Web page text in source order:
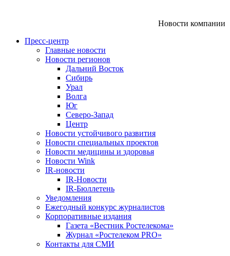
Новости компании
Пресс-центр
Главные новости
Новости регионов
Дальний Восток
Сибирь
Урал
Волга
Юг
Северо-Запад
Центр
Новости устойчивого развития
Новости специальных проектов
Новости медицины и здоровья
Новости Wink
IR-новости
IR-Новости
IR-Бюллетень
Уведомления
Ежегодный конкурс журналистов
Корпоративные издания
Газета «Вестник Ростелекома»
Журнал «Ростелеком PRO»
Контакты для СМИ